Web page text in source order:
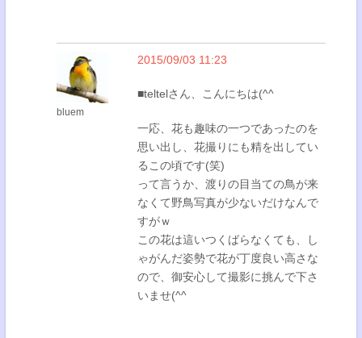
bluem
2015/09/03 11:23
■teltelさん、こんにちは(^^
一応、花も趣味の一つであったのを
思い出し、花撮りにも精を出してい
るこの頃です(笑)
って言うか、渡りの目当ての鳥が来
なくて野鳥写真が少ないだけなんで
すがｗ
この花は這いつくばらなくても、し
ゃがんだ姿勢で花が丁度良い高さな
ので、御安心して撮影に挑んで下さ
いませ(^^